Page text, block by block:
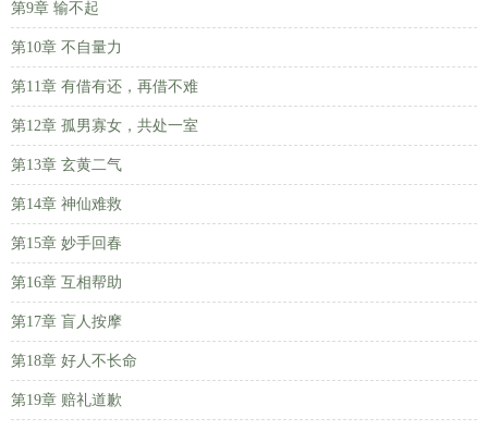
第9章 输不起
第10章 不自量力
第11章 有借有还，再借不难
第12章 孤男寡女，共处一室
第13章 玄黄二气
第14章 神仙难救
第15章 妙手回春
第16章 互相帮助
第17章 盲人按摩
第18章 好人不长命
第19章 赔礼道歉